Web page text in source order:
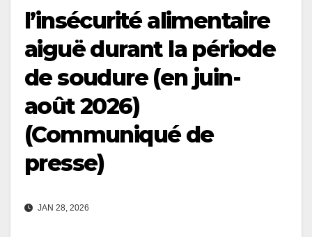
l’insécurité alimentaire
aiguë durant la période
de soudure (en juin-
août 2026)
(Communiqué de
presse)
JAN 28, 2026